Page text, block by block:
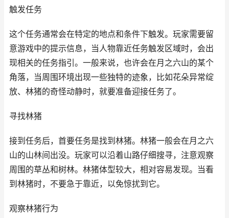
触发任务
这个任务通常会在特定的地点和条件下触发。玩家需要留
意游戏中的提示信息，当人物靠近任务触发区域时，会出
现相关的任务指引。一般来说，也许会在月之六山的某个
角落，当周围环境出现一些独特的迹象，比如花朵异常绽
放、林猪的奇怪动静时，就要准备迎接任务了。
寻找林猪
接到任务后，首要任务是找到林猪。林猪一般会在月之六
山的山林间出没。玩家可以沿着山路仔细搜寻，注意观察
周围的草丛和树林。林猪体型较大，相对容易发现。当看
到林猪时，不要急于靠近，以免惊扰到它。
观察林猪行为